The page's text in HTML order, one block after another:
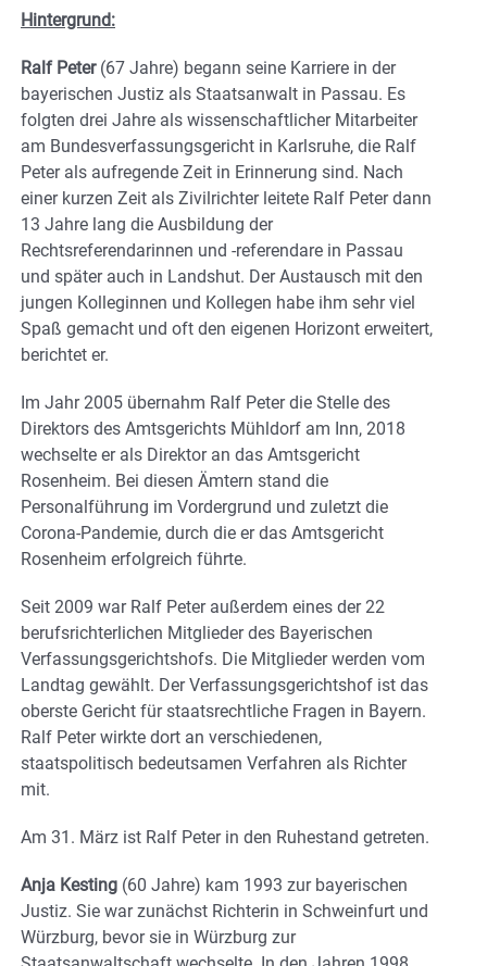
Hintergrund:
Ralf Peter(67 Jahre) begann seine Karriere in der
bayerischen Justiz als Staatsanwalt in Passau. Es
folgten drei Jahre als wissenschaftlicher Mitarbeiter
am Bundesverfassungsgericht in Karlsruhe, die Ralf
Peter als aufregende Zeit in Erinnerung sind. Nach
einer kurzen Zeit als Zivilrichter leitete Ralf Peter dann
13 Jahre lang die Ausbildung der
Rechtsreferendarinnen und -referendare in Passau
und später auch in Landshut. Der Austausch mit den
jungen Kolleginnen und Kollegen habe ihm sehr viel
Spaß gemacht und oft den eigenen Horizont erweitert,
berichtet er.
Im Jahr 2005 übernahm Ralf Peter die Stelle des
Direktors des Amtsgerichts Mühldorf am Inn, 2018
wechselte er als Direktor an das Amtsgericht
Rosenheim. Bei diesen Ämtern stand die
Personalführung im Vordergrund und zuletzt die
Corona-Pandemie, durch die er das Amtsgericht
Rosenheim erfolgreich führte.
Seit 2009 war Ralf Peter außerdem eines der 22
berufsrichterlichen Mitglieder des Bayerischen
Verfassungsgerichtshofs. Die Mitglieder werden vom
Landtag gewählt. Der Verfassungsgerichtshof ist das
oberste Gericht für staatsrechtliche Fragen in Bayern.
Ralf Peter wirkte dort an verschiedenen,
staatspolitisch bedeutsamen Verfahren als Richter
mit.
Am 31. März ist Ralf Peter in den Ruhestand getreten.
Anja Kesting (60 Jahre) kam 1993 zur bayerischen
Justiz. Sie war zunächst Richterin in Schweinfurt und
Würzburg, bevor sie in Würzburg zur